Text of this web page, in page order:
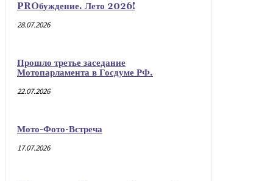
PROбуждение. Лето 2026!
28.07.2026
Прошло третье заседание
Мотопарламента в Госдуме РФ.
22.07.2026
Мото-Фото-Встреча
17.07.2026